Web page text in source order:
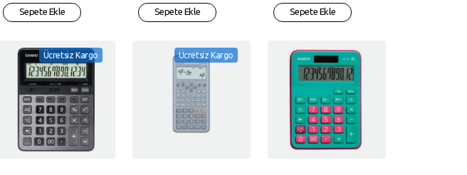
Sepete Ekle Sepete Ekle Sepete Ekle
Ücretsiz Kargo Ücretsiz Kargo